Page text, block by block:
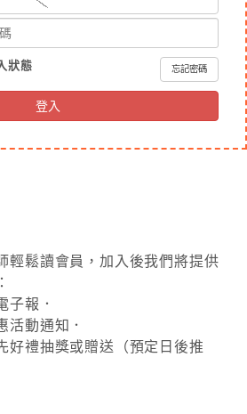
狀態 忘記密碼
登入
輕鬆讀會員，加入後我們將提供
子報．
活動通知．
好禮抽獎或贈送（預定日後推